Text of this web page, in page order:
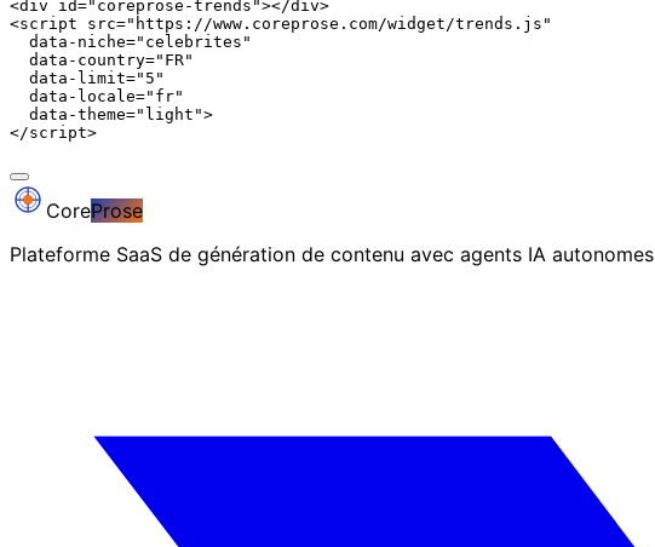
<div id="coreprose-trends"></div>
<script src="https://www.coreprose.com/widget/trends.js"
  data-niche="celebrites"
  data-country="FR"
  data-limit="5"
  data-locale="fr"
  data-theme="light">
</script>
CoreProse
Plateforme SaaS de génération de contenu avec agents IA autonomes